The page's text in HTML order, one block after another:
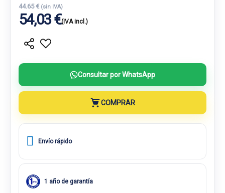
44.65 € (sin IVA)
54,03 €(IVA incl.)
Consultar por WhatsApp
COMPRAR
Envío rápido
1 año de garantía